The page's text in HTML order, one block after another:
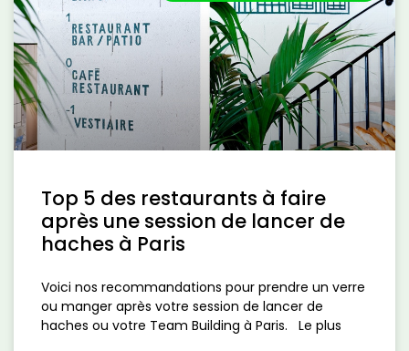
Top 5 des restaurants à faire
après une session de lancer de
haches à Paris
Voici nos recommandations pour prendre un verre
ou manger après votre session de lancer de
haches ou votre Team Building à Paris. Le plus